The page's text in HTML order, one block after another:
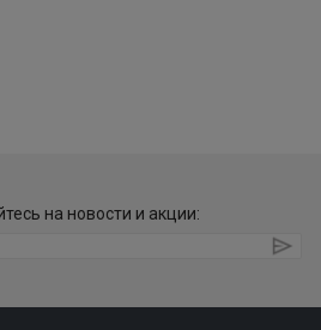
на новости и акции: